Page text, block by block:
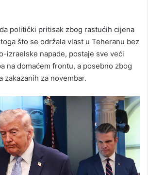
politički pritisak zbog rastućih cijena
što se održala vlast u Teheranu bez
izraelske napade, postaje sve veći
na domaćem frontu, a posebno zbog
zakazanih za novembar.